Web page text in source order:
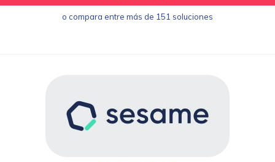
o compara entre más de 151 soluciones